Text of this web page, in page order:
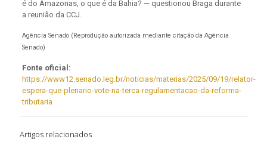
é do Amazonas, o que é da Bahia? — questionou Braga durante
a reunião da CCJ.
Agência Senado (Reprodução autorizada mediante citação da Agência
Senado)
Fonte oficial:
https://www12.senado.leg.br/noticias/materias/2025/09/19/relator-
espera-que-plenario-vote-na-terca-regulamentacao-da-reforma-
tributaria
Artigos relacionados